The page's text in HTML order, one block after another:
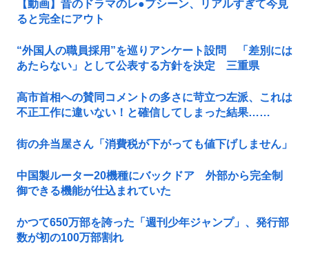
【動画】昔のドラマのレ●プシーン、リアルすぎて今見
ると完全にアウト
“外国人の職員採用”を巡りアンケート設問 「差別には
あたらない」として公表する方針を決定 三重県
高市首相への賛同コメントの多さに苛立つ左派、これは
不正工作に違いない！と確信してしまった結果……
街の弁当屋さん「消費税が下がっても値下げしません」
中国製ルーター20機種にバックドア 外部から完全制
御できる機能が仕込まれていた
かつて650万部を誇った「週刊少年ジャンプ」、発行部
数が初の100万部割れ